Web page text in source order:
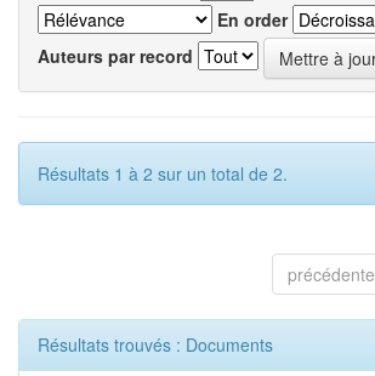
En order
Auteurs par record
Résultats 1 à 2 sur un total de 2.
précédente
Résultats trouvés : Documents